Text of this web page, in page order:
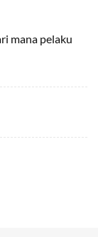
mana pelaku